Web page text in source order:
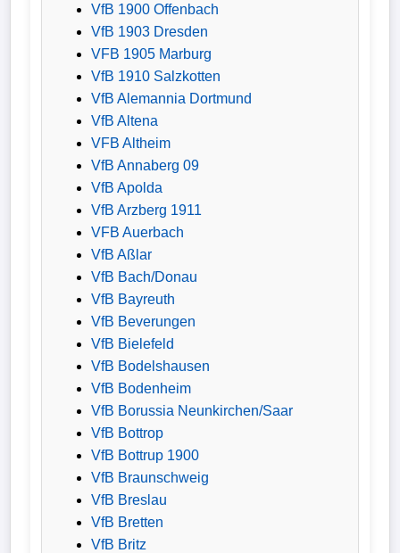
Bundesliga
Bundesliga
Ergebnisse
SONSTIGES
Fußballspieler
VfB 1900 Offenbach
VfB 1903 Dresden
VFB 1905 Marburg
VfB 1910 Salzkotten
VfB Alemannia Dortmund
VfB Altena
VFB Altheim
VfB Annaberg 09
VfB Apolda
VfB Arzberg 1911
VFB Auerbach
VfB Aßlar
VfB Bach/Donau
VfB Bayreuth
VfB Beverungen
VfB Bielefeld
VfB Bodelshausen
VfB Bodenheim
VfB Borussia Neunkirchen/Saar
VfB Bottrop
VfB Bottrup 1900
VfB Braunschweig
VfB Breslau
VfB Bretten
VfB Britz